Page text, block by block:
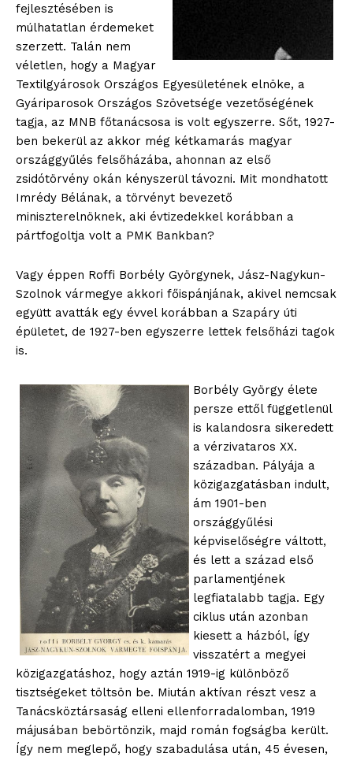
fejlesztésében is
múlhatatlan érdemeket
szerzett. Talán nem
véletlen, hogy a Magyar
Textilgyárosok Országos Egyesületének elnöke, a
Gyáriparosok Országos Szövetsége vezetőségének
tagja, az MNB főtanácsosa is volt egyszerre. Sőt, 1927-
ben bekerül az akkor még kétkamarás magyar
országgyűlés felsőházába, ahonnan az első
zsidótörvény okán kényszerül távozni. Mit mondhatott
Imrédy Bélának, a törvényt bevezető
miniszterelnöknek, aki évtizedekkel korábban a
pártfogoltja volt a PMK Bankban?
Vagy éppen Roffi Borbély Györgynek, Jász-Nagykun-
Szolnok vármegye akkori főispánjának, akivel nemcsak
együtt avatták egy évvel korábban a Szapáry úti
épületet, de 1927-ben egyszerre lettek felsőházi tagok
is.
Borbély György élete
persze ettől függetlenül
is kalandosra sikeredett
a vérzivataros XX.
században. Pályája a
közigazgatásban indult,
ám 1901-ben
országgyűlési
képviselőségre váltott,
és lett a század első
parlamentjének
legfiatalabb tagja. Egy
ciklus után azonban
kiesett a házból, így
visszatért a megyei
közigazgatáshoz, hogy aztán 1919-ig különböző
tisztségeket töltsön be. Miután aktívan részt vesz a
Tanácsköztársaság elleni ellenforradalomban, 1919
májusában bebörtönzik, majd román fogságba került.
Így nem meglepő, hogy szabadulása után, 45 évesen,